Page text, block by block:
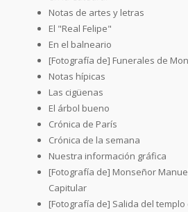
Notas de artes y letras
El "Real Felipe"
En el balneario
[Fotografía de] Funerales de
Notas hípicas
Las cigüenas
El árbol bueno
Crónica de París
Crónica de la semana
Nuestra información gráfica
[Fotografía de] Monseñor
Capitular
[Fotografía de] Salida del templo